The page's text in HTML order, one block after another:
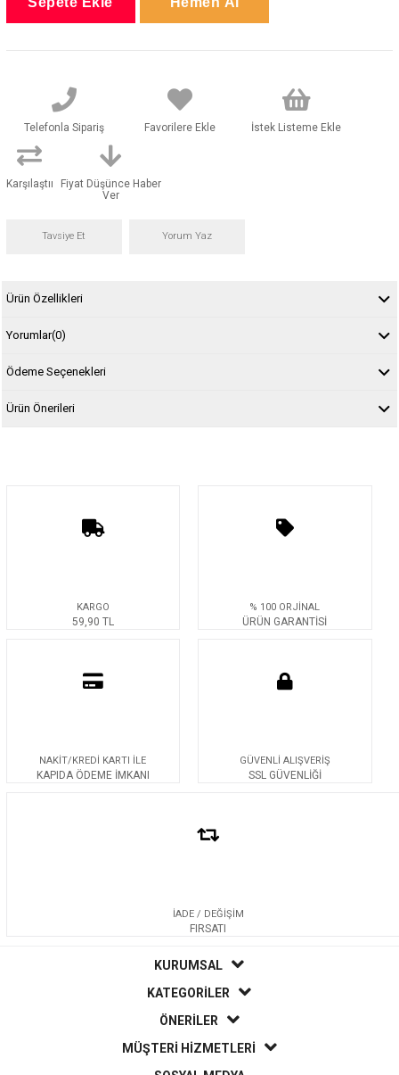
Telefonla Sipariş Favorilere Ekle İstek Listeme Ekle
Karşılaştır
Fiyat Düşünce Haber
Ver
Tavsiye Et Yorum Yaz
Ürün Özellikleri
Yorumlar(0)
Ödeme Seçenekleri
Ürün Önerileri
KARGO
59,90 TL
% 100 ORJİNAL
ÜRÜN GARANTİSİ
NAKİT/KREDİ KARTI İLE
KAPIDA ÖDEME İMKANI
GÜVENLİ ALIŞVERİŞ
SSL GÜVENLİĞİ
İADE / DEĞİŞİM
FIRSATI
KURUMSAL
KATEGORİLER
ÖNERİLER
MÜŞTERİ HİZMETLERİ